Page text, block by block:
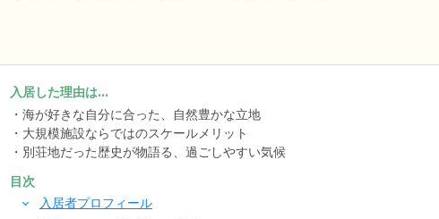
入居した理由は...
海が好きな自分に合った、自然豊かな立地
大規模施設ならではのスケールメリット
別荘地だった歴史が物語る、過ごしやすい気候
目次
入居者プロフィール